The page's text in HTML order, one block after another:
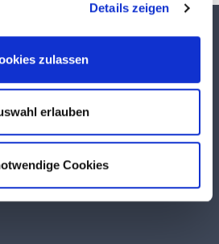
Details zeigen
zulassen
erlauben
Cookies
GMBH